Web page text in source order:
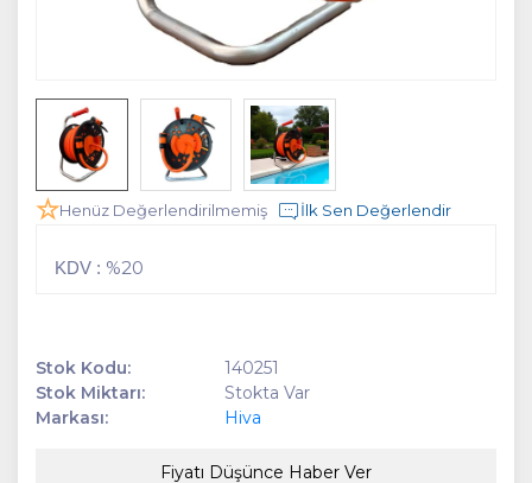
Henüz Değerlendirilmemiş İlk Sen Değerlendir
KDV : %20
Stok Kodu:
140251
Stok Miktarı:
Stokta Var
Markası:
Hiva
Fiyatı Düşünce Haber Ver